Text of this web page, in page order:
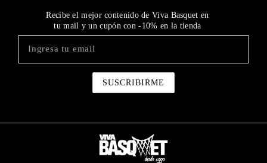
Recibe el mejor contenido de Viva Basquet en
tu mail y un cupón con -10% en la tienda